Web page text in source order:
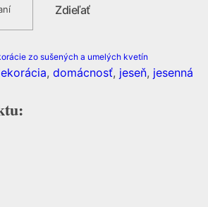
Zdieľať
zo sušených a umelých kvetín
, domácnosť, jeseň, jesenná